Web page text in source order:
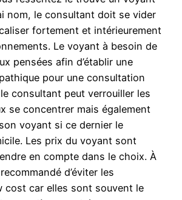
nom, le consultant doit se vider
fortement et intérieurement
Le voyant à besoin de
pensées afin d’établir une
pour une consultation
consultant peut verrouiller les
se concentrer mais également
voyant si ce dernier le
Les prix du voyant sont
en compte dans le choix. À
d’éviter les
cost car elles sont souvent le